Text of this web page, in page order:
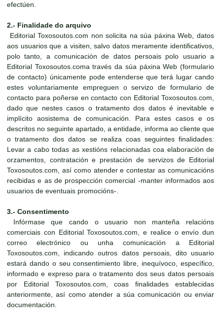
efectúen.
2.- Finalidade do arquivo
Editorial Toxosoutos.com non solicita na súa páxina Web, datos
aos usuarios que a visiten, salvo datos meramente identificativos,
polo tanto, a comunicación de datos persoais polo usuario a
Editorial Toxosoutos.coma través da súa páxina Web (formulario
de contacto) únicamente pode entenderse que terá lugar cando
estes voluntariamente empreguen o servizo de formulario de
contacto para poñerse en contacto con Editorial Toxosoutos.com,
dado que nestes casos o tratamento dos datos é inevitable e
implícito aosistema de comunicación. Para estes casos e os
descritos no seguinte apartado, a entidade, informa ao cliente que
o tratamento dos datos se realiza coas seguintes finalidades:
Levar a cabo todas as xestións relacionadas coa elaboración de
orzamentos, contratación e prestación de servizos de Editorial
Toxosoutos.com, así como atender e contestar as comunicacións
recibidas e as de prospección comercial -manter informados aos
usuarios de eventuais promocións-.
3.- Consentimento
Infórmase que cando o usuario non manteña relacións
comerciais con Editorial Toxosoutos.com, e realice o envío dun
correo electrónico ou unha comunicación a Editorial
Toxosoutos.com, indicando outros datos persoais, dito usuario
estará dando o seu consentimiento libre, inequívoco, específico,
informado e expreso para o tratamento dos seus datos persoais
por Editorial Toxosoutos.com, coas finalidades establecidas
anteriormente, así como atender a súa comunicación ou enviar
documentación.